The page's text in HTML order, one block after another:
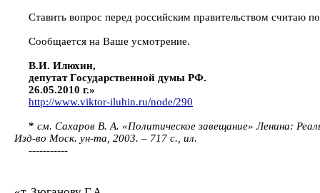
Ставить вопрос перед российским правительством считаю
Сообщается на Ваше усмотрение.
В.И. Илюхин,
депутат Государственной думы РФ.
26.05.2010 г.»
http://www.viktor-iluhin.ru/node/290
* см. Сахаров В. А. «Политическое завещание» Ленина:
Изд-во Моск. ун-та, 2003. – 717 с., ил.
-----------